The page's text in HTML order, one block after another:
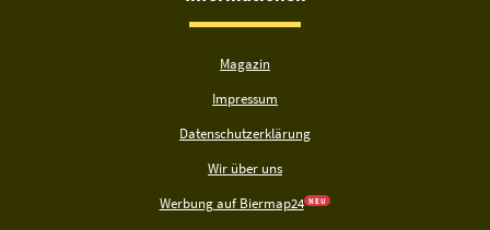
Magazin
Impressum
Datenschutzerklärung
Wir über uns
Werbung auf Biermap24 N E U